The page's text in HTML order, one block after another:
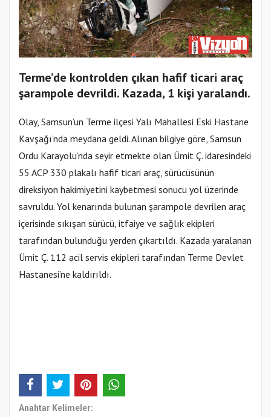
Terme’de kontrolden çıkan hafif ticari araç
şarampole devrildi. Kazada, 1 kişi yaralandı.
Olay, Samsun’un Terme ilçesi Yalı Mahallesi Eski Hastane
Kavşağı’nda meydana geldi. Alınan bilgiye göre, Samsun
Ordu Karayolu’nda seyir etmekte olan Ümit Ç. idaresindeki
55 ACP 330 plakalı hafif ticari araç, sürücüsünün
direksiyon hakimiyetini kaybetmesi sonucu yol üzerinde
savruldu. Yol kenarında bulunan şarampole devrilen araç
içerisinde sıkışan sürücü, itfaiye ve sağlık ekipleri
tarafından bulunduğu yerden çıkartıldı. Kazada yaralanan
Ümit Ç. 112 acil servis ekipleri tarafından Terme Devlet
Hastanesi’ne kaldırıldı.
Anahtar Kelimeler: